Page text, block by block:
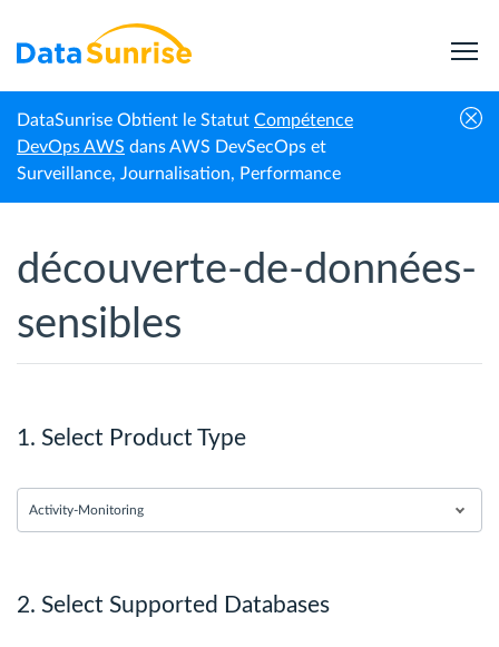
DataSunrise Obtient le Statut Compétence
DevOps AWS dans AWS DevSecOps et
Surveillance, Journalisation, Performance
Accueil
découverte-de-données-
sensibles
1. Select Product Type
Activity-Monitoring
2. Select Supported Databases